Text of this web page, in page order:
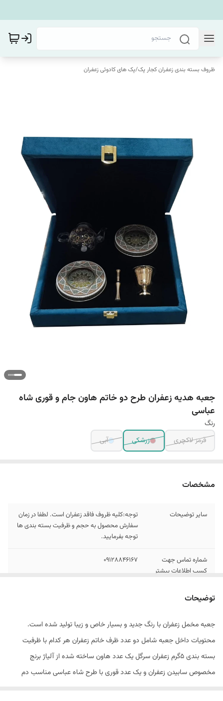
ظروف بسته بندی زعفران کجار پک/پک های کادوئی زعفران
جعبه هدیه زعفران طرح دو خاتم هاون جام و قوری شاه
عباسی
رنگ
قرمز لاکچری
زرشکی آبی
مشخصات
سایر توضیحات
توجه:کلیه ظروف فاقد زعفران است. لطفا در زمان
سفارش محصول به حجم و ظرفیت بسته بندی ها
توجه بفرمایید.
شماره تماس جهت
کسب اطلاعات بیشتر
09128846167
نکته مهم
وزن 1000گرم
توضیحات
جعبه مخمل زعفران با رنگ جدید و بسیار خاص و زیبا تولید شده است.
محتویات داخل جعبه شامل دو عدد ظرف خاتم زعفران هر کدام با ظرفیت
بسته بندی 5گرم زعفران سرگل یک عدد هاون ساخته شده از آلیاژ برنج
مخصوص سابیدن زعفران و یک عدد قوری با طرح شاه عباسی مناسب دم